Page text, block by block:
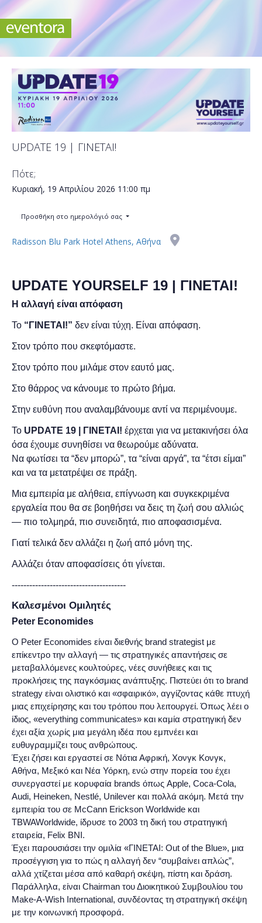
UPDATE 19 | ΓΙΝΕΤΑΙ!
Πότε;
Κυριακή, 19 Απριλίου 2026 11:00 πμ
Προσθήκη στο ημερολόγιό σας
Radisson Blu Park Hotel Athens, Αθήνα
UPDATE YOURSELF 19 | ΓΙΝΕΤΑΙ!
Η αλλαγή είναι απόφαση
Το “ΓΙΝΕΤΑΙ!” δεν είναι τύχη. Είναι απόφαση.
Στον τρόπο που σκεφτόμαστε.
Στον τρόπο που μιλάμε στον εαυτό μας.
Στο θάρρος να κάνουμε το πρώτο βήμα.
Στην ευθύνη που αναλαμβάνουμε αντί να περιμένουμε.
Το UPDATE 19 | ΓΙΝΕΤΑΙ! έρχεται για να μετακινήσει όλα
όσα έχουμε συνηθίσει να θεωρούμε αδύνατα.
Να φωτίσει τα “δεν μπορώ”, τα “είναι αργά”, τα “έτσι είμαι”
και να τα μετατρέψει σε πράξη.
Μια εμπειρία με αλήθεια, επίγνωση και συγκεκριμένα
εργαλεία που θα σε βοηθήσει να δεις τη ζωή σου αλλιώς
— πιο τολμηρά, πιο συνειδητά, πιο αποφασισμένα.
Γιατί τελικά δεν αλλάζει η ζωή από μόνη της.
Αλλάζει όταν αποφασίσεις ότι γίνεται.
---------------------------------------
Καλεσμένοι Ομιλητές
Peter Economides
Ο Peter Economides είναι διεθνής brand strategist με
επίκεντρο την αλλαγή — τις στρατηγικές απαντήσεις σε
μεταβαλλόμενες κουλτούρες, νέες συνήθειες και τις
προκλήσεις της παγκόσμιας ανάπτυξης. Πιστεύει ότι το brand
strategy είναι ολιστικό και «σφαιρικό», αγγίζοντας κάθε πτυχή
μιας επιχείρησης και του τρόπου που λειτουργεί. Όπως λέει ο
ίδιος, «everything communicates» και καμία στρατηγική δεν
έχει αξία χωρίς μια μεγάλη ιδέα που εμπνέει και
ευθυγραμμίζει τους ανθρώπους.
Έχει ζήσει και εργαστεί σε Νότια Αφρική, Χονγκ Κονγκ,
Αθήνα, Μεξικό και Νέα Υόρκη, ενώ στην πορεία του έχει
συνεργαστεί με κορυφαία brands όπως Apple, Coca-Cola,
Audi, Heineken, Nestlé, Unilever και πολλά ακόμη. Μετά την
εμπειρία του σε McCann Erickson Worldwide και
TBWAWorldwide, ίδρυσε το 2003 τη δική του στρατηγική
εταιρεία, Felix BNI.
Έχει παρουσιάσει την ομιλία «ΓΙΝΕΤΑΙ: Out of the Blue», μια
προσέγγιση για το πώς η αλλαγή δεν “συμβαίνει απλώς”,
αλλά χτίζεται μέσα από καθαρή σκέψη, πίστη και δράση.
Παράλληλα, είναι Chairman του Διοικητικού Συμβουλίου του
Make-A-Wish International, συνδέοντας τη στρατηγική σκέψη
με την κοινωνική προσφορά.